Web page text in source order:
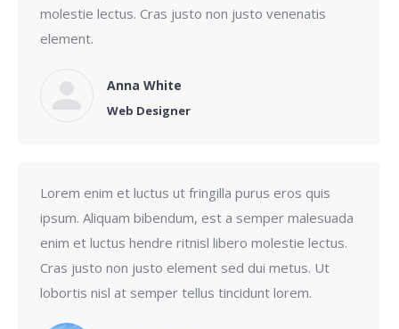
molestie lectus. Cras justo non justo venenatis
element.
Anna White
Web Designer
Lorem enim et luctus ut fringilla purus eros quis
ipsum. Aliquam bibendum, est a semper malesuada
enim et luctus hendre ritnisl libero molestie lectus.
Cras justo non justo element sed dui metus. Ut
lobortis nisl at semper tellus tincidunt lorem.